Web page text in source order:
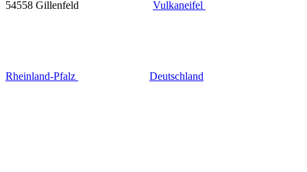
54558 Gillenfeld Vulkaneifel
Rheinland-Pfalz Deutschland